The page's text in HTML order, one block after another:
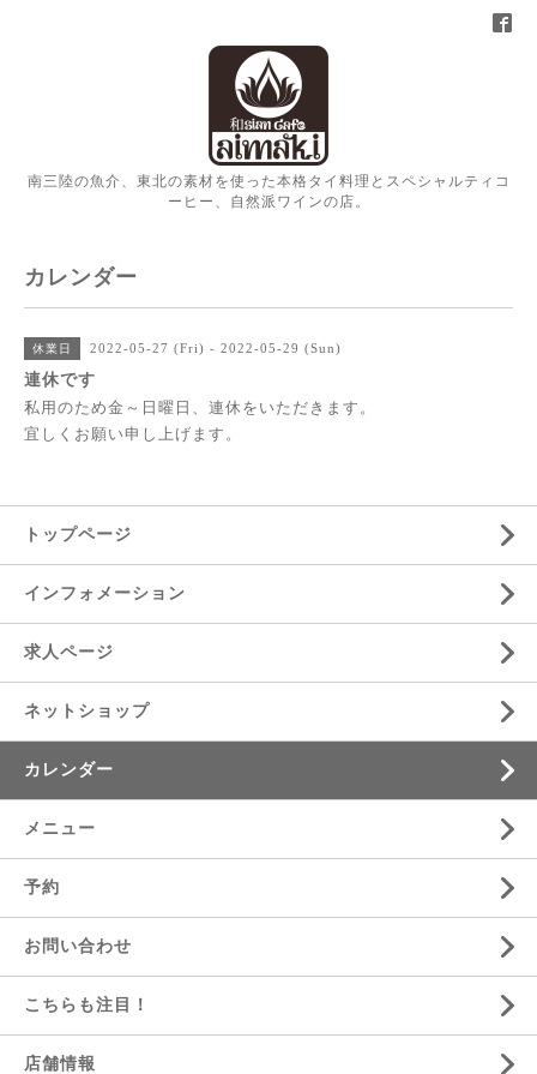
南三陸の魚介、東北の素材を使った本格タイ料理とスペシャルティコ
ーヒー、自然派ワインの店。
カレンダー
休業日 2022-05-27 (Fri) - 2022-05-29 (Sun)
連休です
私用のため金～日曜日、連休をいただきます。
宜しくお願い申し上げます。
トップページ
インフォメーション
求人ページ
ネットショップ
カレンダー
メニュー
予約
お問い合わせ
こちらも注目！
店舗情報